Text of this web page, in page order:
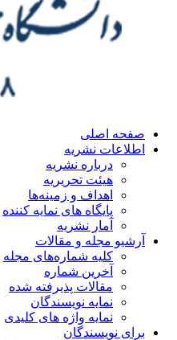
اصلی
نشریه
درباره نشریه
هیئت تحریریه
اهداف و زمینه‌ها
پایگاه های نمایه کننده
آمار نشریه
مجله و مقالات
کلیه شماره‌های مجله
آخرین شماره
مقالات پذیرفته شده
نمایه نویسندگان
نمایه واژه های کلیدی
نویسندگان